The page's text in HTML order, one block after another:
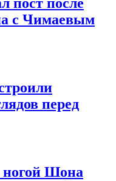
пост после
с Чимаевым
перед
ногой Шона